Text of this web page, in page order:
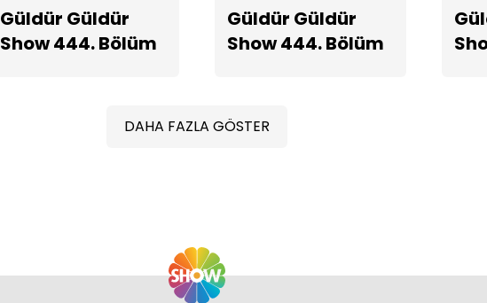
Güldür Güldür
Show 444. Bölüm
Güldür Güldür
Show 444. Bölüm
DAHA FAZLA GÖSTER